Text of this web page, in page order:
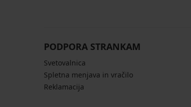
€€ €
PODPORA STRANKAM
Svetovalnica
Spletna menjava in vračilo
Reklamacija